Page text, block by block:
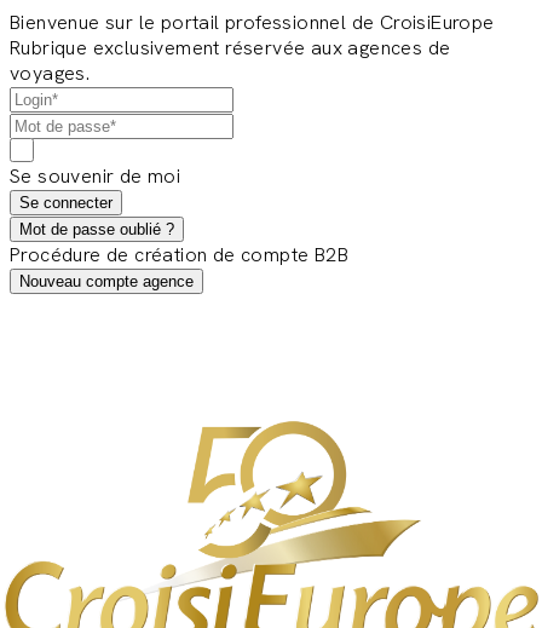
Bienvenue sur le portail professionnel de CroisiEurope
Rubrique exclusivement réservée aux agences de
voyages.
Se souvenir de moi
Se connecter
Mot de passe oublié ?
Procédure de création de compte B2B
Nouveau compte agence